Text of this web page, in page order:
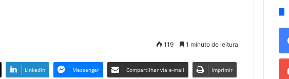
119 1 minuto de leitura
Linkedin Messenger Compartilhar via e-mail Imprimir